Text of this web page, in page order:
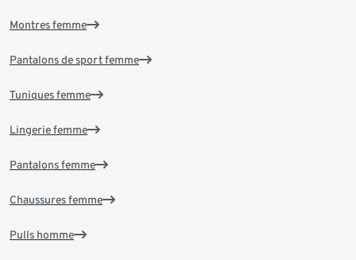
Montres femme
Pantalons de sport femme
Tuniques femme
Lingerie femme
Pantalons femme
Chaussures femme
Pulls homme